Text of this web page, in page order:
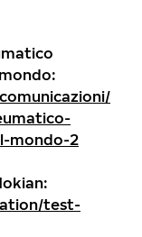
mondo-2
test-